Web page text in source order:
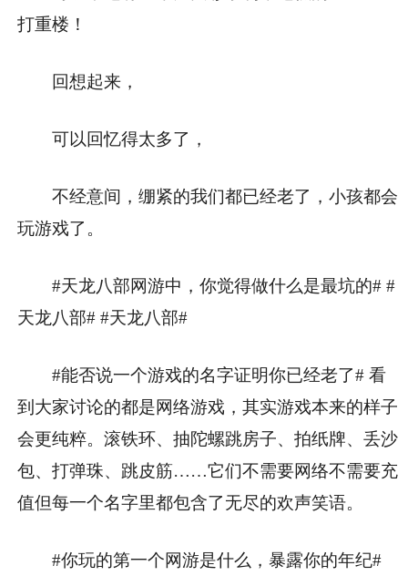
打重楼！
回想起来，
可以回忆得太多了，
不经意间，绷紧的我们都已经老了，小孩都会
玩游戏了。
#天龙八部网游中，你觉得做什么是最坑的# #
天龙八部# #天龙八部#
#能否说一个游戏的名字证明你已经老了# 看
到大家讨论的都是网络游戏，其实游戏本来的样子
会更纯粹。滚铁环、抽陀螺跳房子、拍纸牌、丢沙
包、打弹珠、跳皮筋……它们不需要网络不需要充
值但每一个名字里都包含了无尽的欢声笑语。
#你玩的第一个网游是什么，暴露你的年纪#